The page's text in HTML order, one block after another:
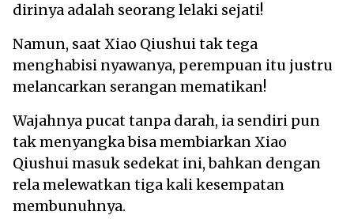
dirinya adalah seorang lelaki sejati!
Namun, saat Xiao Qiushui tak tega
menghabisi nyawanya, perempuan itu justru
melancarkan serangan mematikan!
Wajahnya pucat tanpa darah, ia sendiri pun
tak menyangka bisa membiarkan Xiao
Qiushui masuk sedekat ini, bahkan dengan
rela melewatkan tiga kali kesempatan
membunuhnya.